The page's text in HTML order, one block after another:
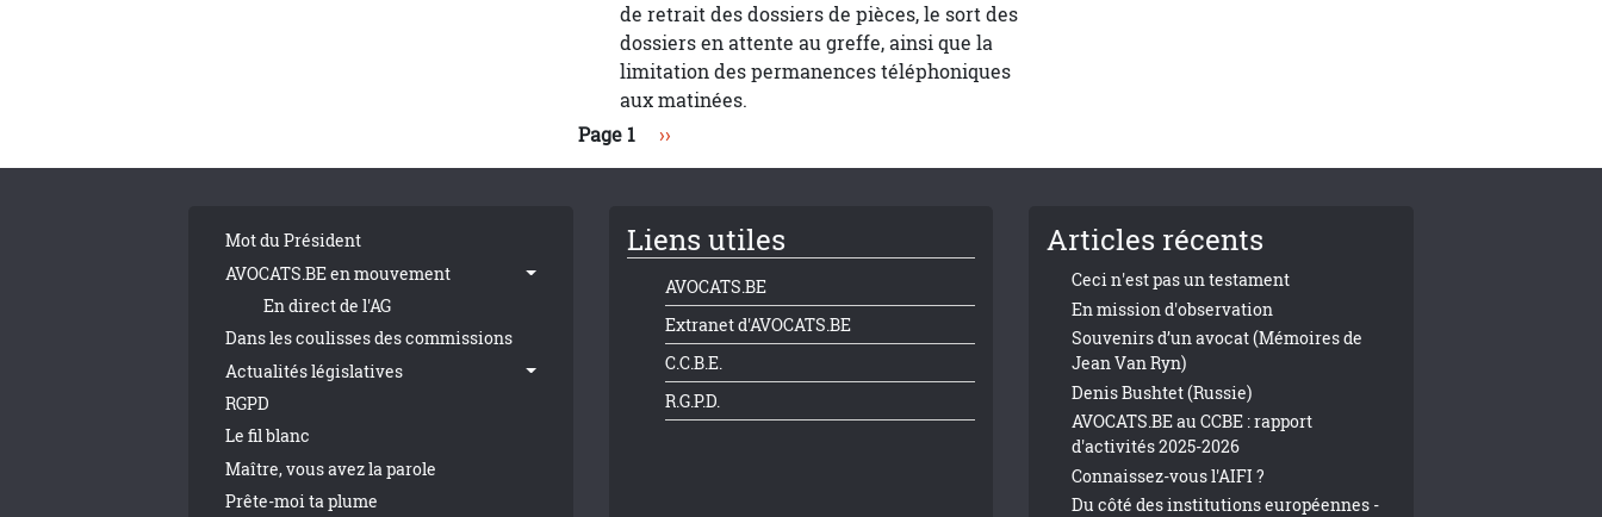
de retrait des dossiers de pièces, le sort des
dossiers en attente au greffe, ainsi que la
limitation des permanences téléphoniques
aux matinées.
Page 1 Page suivante
››
Tribune Footer
Mot du Président
AVOCATS.BE en mouvement
En direct de l'AG
Dans les coulisses des commissions
Actualités législatives
RGPD
Le fil blanc
Maître, vous avez la parole
Prête-moi ta plume
Liens utiles
AVOCATS.BE
Extranet d'AVOCATS.BE
C.C.B.E.
R.G.P.D.
Articles récents
Ceci n'est pas un testament
En mission d'observation
Souvenirs d’un avocat (Mémoires de
Jean Van Ryn)
Denis Bushtet (Russie)
AVOCATS.BE au CCBE : rapport
d'activités 2025-2026
Connaissez-vous l'AIFI ?
Du côté des institutions européennes -